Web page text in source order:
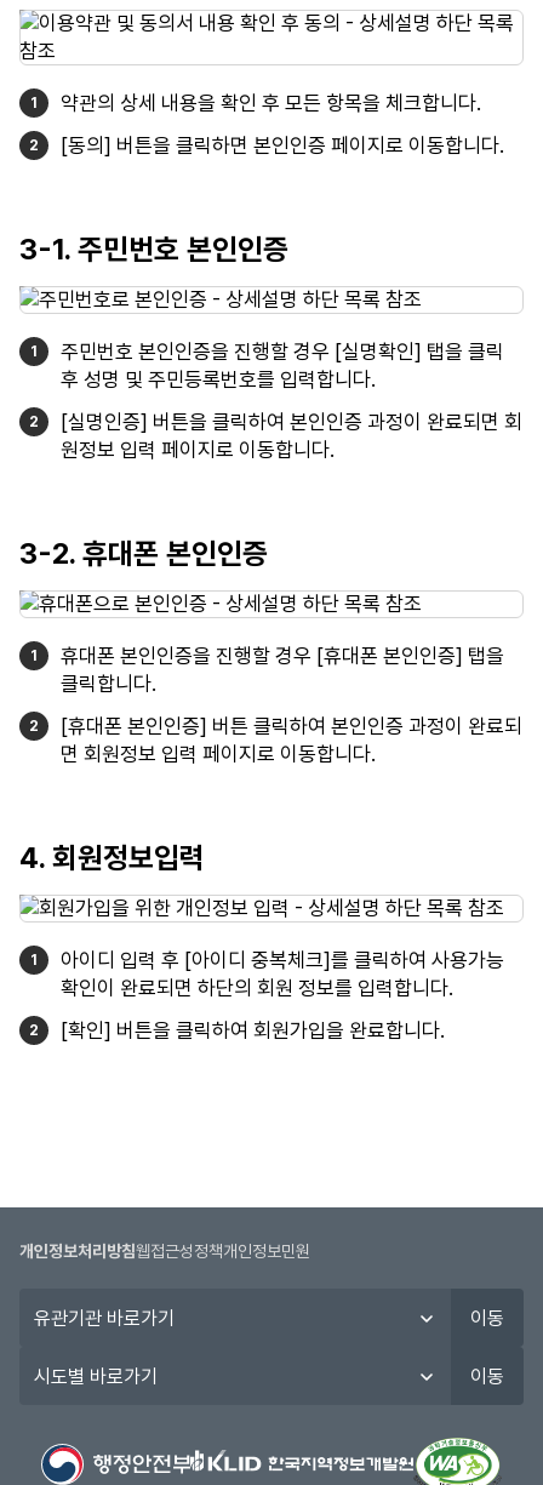
약관의 상세 내용을 확인 후 모든 항목을 체크합니다.
[동의] 버튼을 클릭하면 본인인증 페이지로 이동합니다.
3-1. 주민번호 본인인증
주민번호 본인인증을 진행할 경우 [실명확인] 탭을 클릭
후 성명 및 주민등록번호를 입력합니다.
[실명인증] 버튼을 클릭하여 본인인증 과정이 완료되면 회
원정보 입력 페이지로 이동합니다.
3-2. 휴대폰 본인인증
휴대폰 본인인증을 진행할 경우 [휴대폰 본인인증] 탭을
클릭합니다.
[휴대폰 본인인증] 버튼 클릭하여 본인인증 과정이 완료되
면 회원정보 입력 페이지로 이동합니다.
4. 회원정보입력
아이디 입력 후 [아이디 중복체크]를 클릭하여 사용가능
확인이 완료되면 하단의 회원 정보를 입력합니다.
[확인] 버튼을 클릭하여 회원가입을 완료합니다.
개인정보처리방침웹접근성정책개인정보민원
관
이동
도
이동